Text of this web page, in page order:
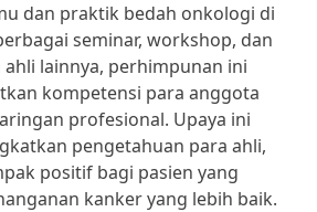
dan praktik bedah onkologi di
seminar, workshop, dan
lainnya, perhimpunan ini
kompetensi para anggota
profesional. Upaya ini
pengetahuan para ahli,
positif bagi pasien yang
kanker yang lebih baik.